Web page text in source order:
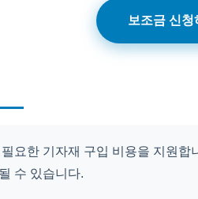
보조금 신청
요한 기자재 구입 비용을 지원
수 있습니다.